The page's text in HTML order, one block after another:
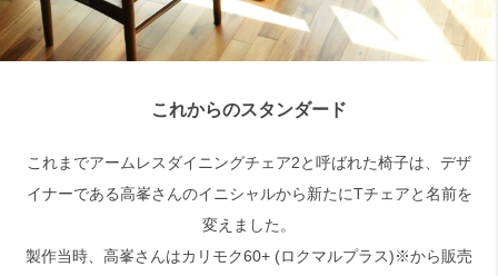
検索
これからのスタンダード
これまでアームレスダイニングチェア2と呼ばれた椅子は、デザ
イナーである高峯さんのイニシャルから新たにTチェアと名前を
変えました。
製作当時、高峯さんはカリモク60+ (ロクマルプラス)※から販売